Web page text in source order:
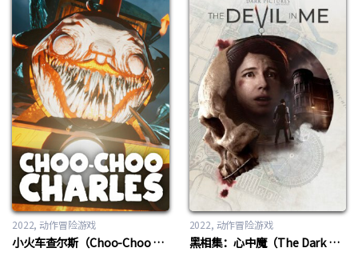
2022 动作冒险游戏
小火车查尔斯（Choo-Choo Charles）
2022 动作冒险游戏
黑相集：心中魔（The Dark Pictures: The Devil in Me）